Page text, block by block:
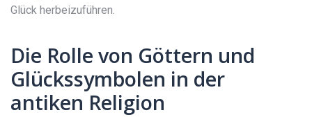
Glück herbeizuführen.
Die Rolle von Göttern und
Glückssymbolen in der
antiken Religion